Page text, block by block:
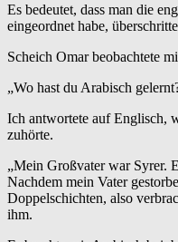
Es bedeutet, dass man die
eingeordnet habe,
Scheich Omar beobachtete
„Wo hast du Arabisch
Ich antwortete auf Englisch,
zuhörte.
„Mein Großvater war Syrer.
Nachdem mein Vater
Doppelschichten, also
ihm.